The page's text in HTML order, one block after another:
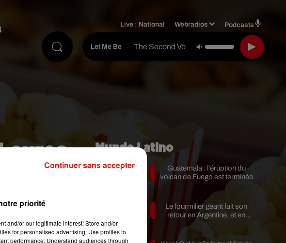
Live : National Webradios Podcasts
Let Me Be - The Second Voice
euros
découvrir
: des avant-
Mundo Latino
Guatemala : l'éruption du
volcan de Fuego est terminée
Le fourmilier géant fait son
retour en Argentine, et en
pleine...
priorité
and/or our legitimate interest: Store and/or
for personalised advertising; Use profiles to
performance; Understand audiences through
Continuer sans accepter